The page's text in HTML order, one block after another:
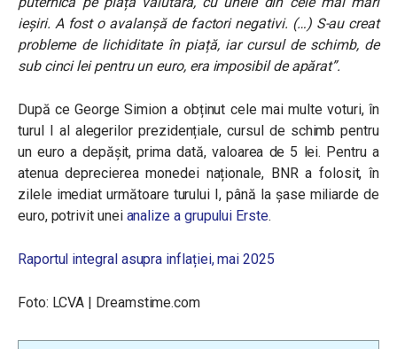
ieșiri. A fost o avalanșă de factori negativi. (…) S-au creat
probleme de lichiditate în piață, iar cursul de schimb, de
sub cinci lei pentru un euro, era imposibil de apărat”.
După ce George Simion a obținut cele mai multe voturi, în
turul I al alegerilor prezidențiale, cursul de schimb pentru
un euro a depășit, prima dată, valoarea de 5 lei. Pentru a
atenua deprecierea monedei naționale, BNR a folosit, în
zilele imediat următoare turului I, până la șase miliarde de
euro, potrivit unei analize a grupului Erste.
Raportul integral asupra inflației, mai 2025
Foto: LCVA | Dreamstime.com